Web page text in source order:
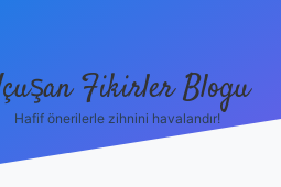
Fikirler Blogu
Hafif önerilerle zihnini havalandır!